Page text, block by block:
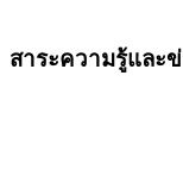
สาระความรู้และ